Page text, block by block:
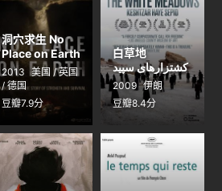
洞穴求生 No
Place on Earth
2013 美国 / 英国
/ 德国
豆瓣7.9分
白草地
کشتزارهای سپید
2009 伊朗
豆瓣8.4分